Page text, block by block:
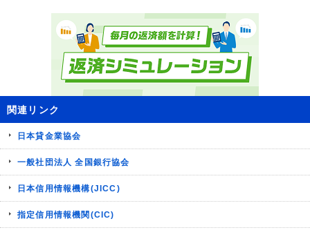
関連リンク
日本貸金業協会
一般社団法人 全国銀行協会
日本信用情報機構(JICC)
指定信用情報機関(CIC)